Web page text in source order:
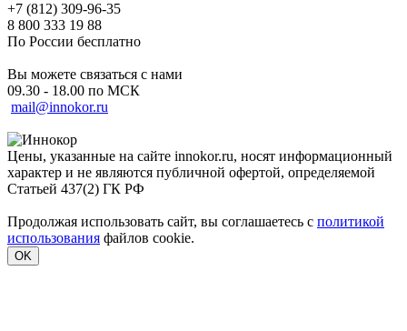
+7 (812) 309-96-35
8 800 333 19 88
По России бесплатно
Вы можете связаться с нами
09.30 - 18.00 по МСК
mail@innokor.ru
Цены, указанные на сайте innokor.ru, носят информационный
характер и не являются публичной офертой, определяемой
Статьей 437(2) ГК РФ
Продолжая использовать сайт, вы соглашаетесь с политикой
использования файлов cookie.
OK